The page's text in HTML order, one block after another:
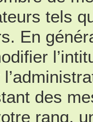
tels
En
des
rang,